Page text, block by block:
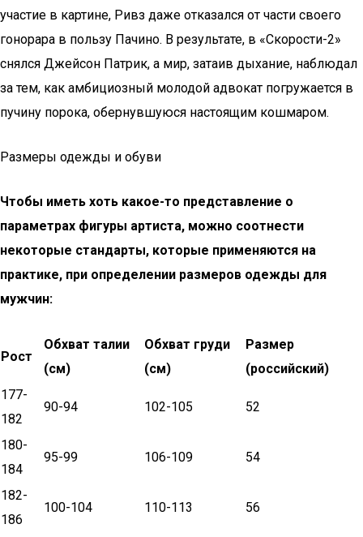
участие в картине, Ривз даже отказался от части своего
гонорара в пользу Пачино. В результате, в «Скорости-2»
снялся Джейсон Патрик, а мир, затаив дыхание, наблюдал
за тем, как амбициозный молодой адвокат погружается в
пучину порока, обернувшуюся настоящим кошмаром.
Размеры одежды и обуви
Чтобы иметь хоть какое-то представление о
параметрах фигуры артиста, можно соотнести
некоторые стандарты, которые применяются на
практике, при определении размеров одежды для
мужчин:
Рост
Обхват талии
(см)
Обхват груди
(см)
Размер
(российский)
177-
182
90-94 102-105 52
180-
184
95-99 106-109 54
182-
186
100-104 110-113 56